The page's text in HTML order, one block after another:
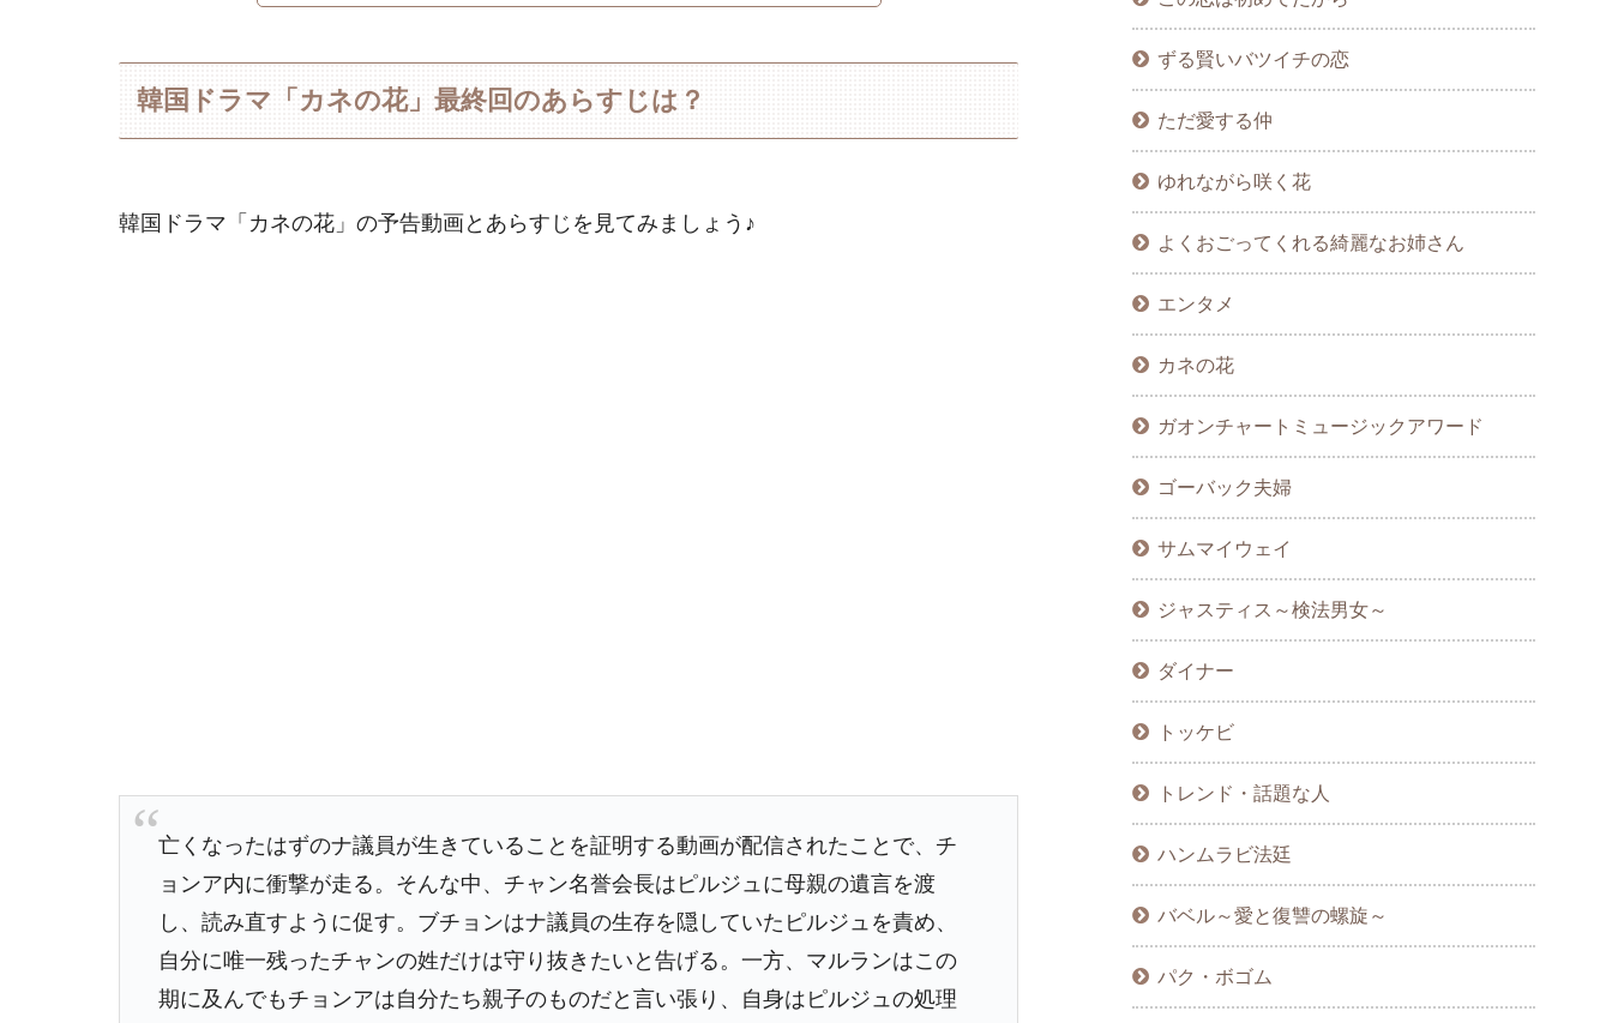
韓国ドラマ「カネの花」最終回のあらすじは？
韓国ドラマ「カネの花」の予告動画とあらすじを見てみましょう♪
亡くなったはずのナ議員が生きていることを証明する動画が配信されたことで、チ
ョンア内に衝撃が走る。そんな中、チャン名誉会長はピルジュに母親の遺言を渡
し、読み直すように促す。ブチョンはナ議員の生存を隠していたピルジュを責め、
自分に唯一残ったチャンの姓だけは守り抜きたいと告げる。一方、マルランはこの
期に及んでもチョンアは自分たち親子のものだと言い張り、自身はピルジュの処理
ずる賢いバツイチの恋
ただ愛する仲
ゆれながら咲く花
よくおごってくれる綺麗なお姉さん
エンタメ
カネの花
ガオンチャートミュージックアワード
ゴーバック夫婦
サムマイウェイ
ジャスティス～検法男女～
ダイナー
トッケビ
トレンド・話題な人
ハンムラビ法廷
バベル～愛と復讐の螺旋～
パク・ボゴム